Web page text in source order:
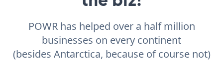
POWR has helped over a half million
businesses on every continent
(besides Antarctica, because of course not)